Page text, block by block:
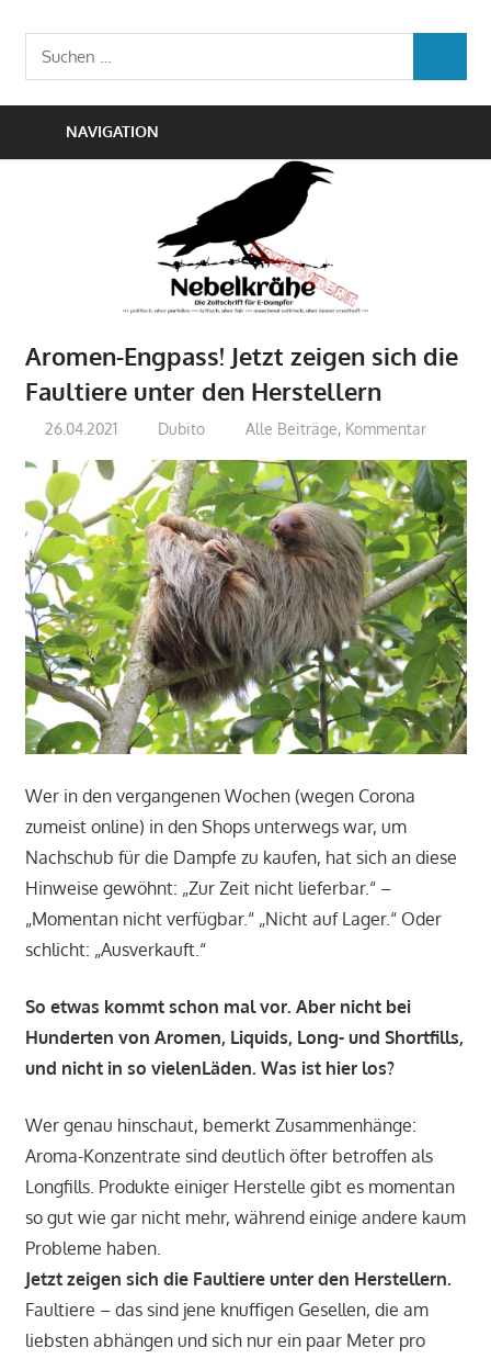
Inhalt
springen
Die
Zeitschrift
Suchen
nach:
NAVIGATION
Aromen-Engpass! Jetzt zeigen sich die
Faultiere unter den Herstellern
26.04.2021 Dubito Alle Beiträge, Kommentar
Wer in den vergangenen Wochen (wegen Corona
zumeist online) in den Shops unterwegs war, um
Nachschub für die Dampfe zu kaufen, hat sich an diese
Hinweise gewöhnt: „Zur Zeit nicht lieferbar.“ –
„Momentan nicht verfügbar.“ „Nicht auf Lager.“ Oder
schlicht: „Ausverkauft.“
So etwas kommt schon mal vor. Aber nicht bei
Hunderten von Aromen, Liquids, Long- und Shortfills,
und nicht in so vielenLäden. Was ist hier los?
Wer genau hinschaut, bemerkt Zusammenhänge:
Aroma-Konzentrate sind deutlich öfter betroffen als
Longfills. Produkte einiger Herstelle gibt es momentan
so gut wie gar nicht mehr, während einige andere kaum
Probleme haben.
Jetzt zeigen sich die Faultiere unter den Herstellern.
Faultiere – das sind jene knuffigen Gesellen, die am
liebsten abhängen und sich nur ein paar Meter pro